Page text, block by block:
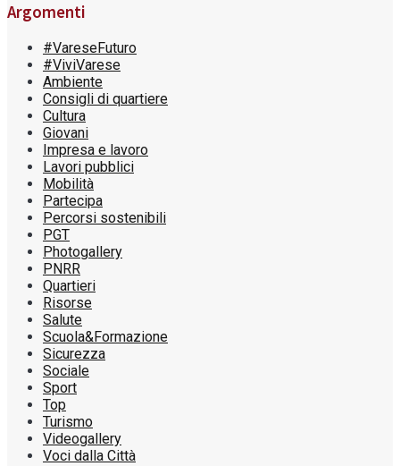
Argomenti
#VareseFuturo
#ViviVarese
Ambiente
Consigli di quartiere
Cultura
Giovani
Impresa e lavoro
Lavori pubblici
Mobilità
Partecipa
Percorsi sostenibili
PGT
Photogallery
PNRR
Quartieri
Risorse
Salute
Scuola&Formazione
Sicurezza
Sociale
Sport
Top
Turismo
Videogallery
Voci dalla Città